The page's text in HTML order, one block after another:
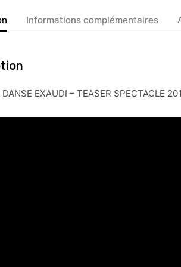
Informations complémentaires
DANSE EXAUDI – TEASER SPECTACLE